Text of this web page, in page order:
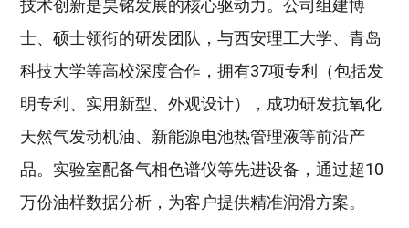
技术创新是昊铭发展的核心驱动力。公司组建博
士、硕士领衔的研发团队，与西安理工大学、青岛
科技大学等高校深度合作，拥有37项专利（包括发
明专利、实用新型、外观设计），成功研发抗氧化
天然气发动机油、新能源电池热管理液等前沿产
品。实验室配备气相色谱仪等先进设备，通过超10
万份油样数据分析，为客户提供精准润滑方案。